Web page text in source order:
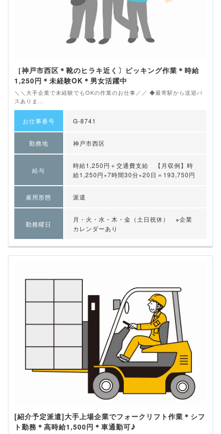
［神戸市西区＊靴のヒラキ近く〕ピッキング作業＊時給
1,250円＊未経験OK＊男女活躍中
＼＼大手企業で未経験でもOKの作業のお仕事／／ ◆最寄駅から送迎バ
スありま...
お仕事番号 G-8741
勤務地 神戸市西区
給与
時給1,250円＋交通費支給 【月収例】時
給1,250円×7時間30分×20日＝193,750円
雇用形態 派遣
勤務曜日
月・火・水・木・金（土日祝休） ※企業
カレンダーあり
[紹介予定派遣]大手上場企業でフォークリフト作業＊シフ
ト勤務＊高時給1,500円＊車通勤可♪